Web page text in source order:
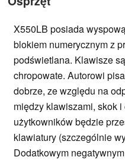
X550LB posiada
blokiem numerycznym z
podświetlana. Klawisze
chropowate. Autorowi
dobrze, ze względu na
między klawiszami, skok
użytkowników będzie
klawiatury (szczególnie
Dodatkowym